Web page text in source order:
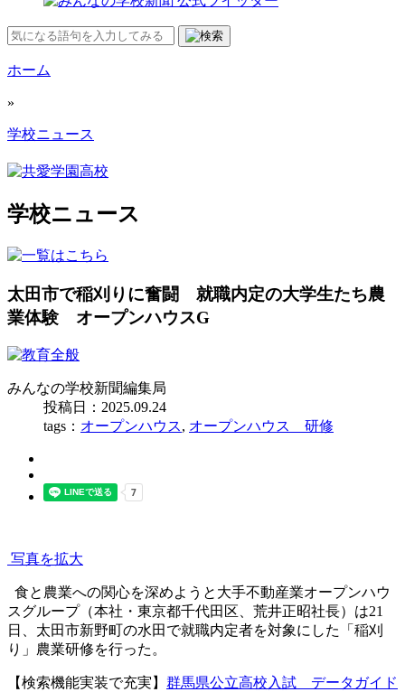
ホーム
»
学校ニュース
学校ニュース
太田市で稲刈りに奮闘 就職内定の大学生たち農
業体験 オープンハウスG
みんなの学校新聞編集局
投稿日：2025.09.24
tags： オープンハウス, オープンハウス 研修
写真を拡大
食と農業への関心を深めようと大手不動産業オープンハウ
スグループ（本社・東京都千代田区、荒井正昭社長）は21
日、太田市新野町の水田で就職内定者を対象にした「稲刈
り」農業研修を行った。
【検索機能実装で充実】 群馬県公立高校入試 データガイド